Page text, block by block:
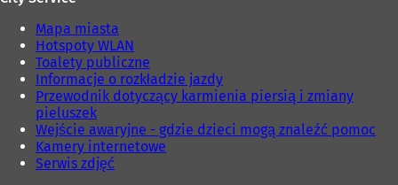
Mapa miasta
Hotspoty WLAN
Toalety publiczne
Informacje o rozkładzie jazdy
Przewodnik dotyczący karmienia piersią i zmiany
pieluszek
Wejście awaryjne - gdzie dzieci mogą znaleźć pomoc
Kamery internetowe
Serwis zdjęć